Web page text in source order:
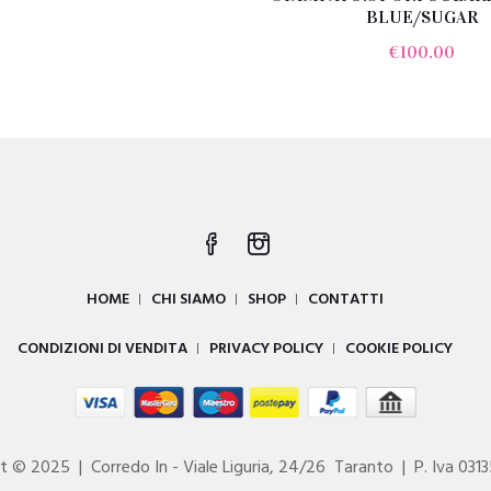
BLUE/SUGAR
€100.00
HOME CHI SIAMO SHOP
CONTATTI
CONDIZIONI DI VENDITA
PRIVACY POLICY COOKIE POLICY
© 2025 | Corredo In - Viale Liguria, 24/26 Taranto | P. Iva